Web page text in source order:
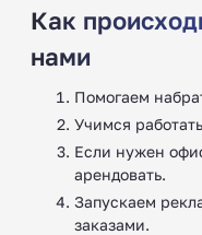
Как
нами
Помогаем
Учимся
Если нужен
арендовать.
Запускаем
заказами.